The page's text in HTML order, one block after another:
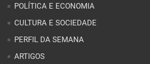
POLÍTICA E ECONOMIA
CULTURA E SOCIEDADE
PERFIL DA SEMANA
ARTIGOS